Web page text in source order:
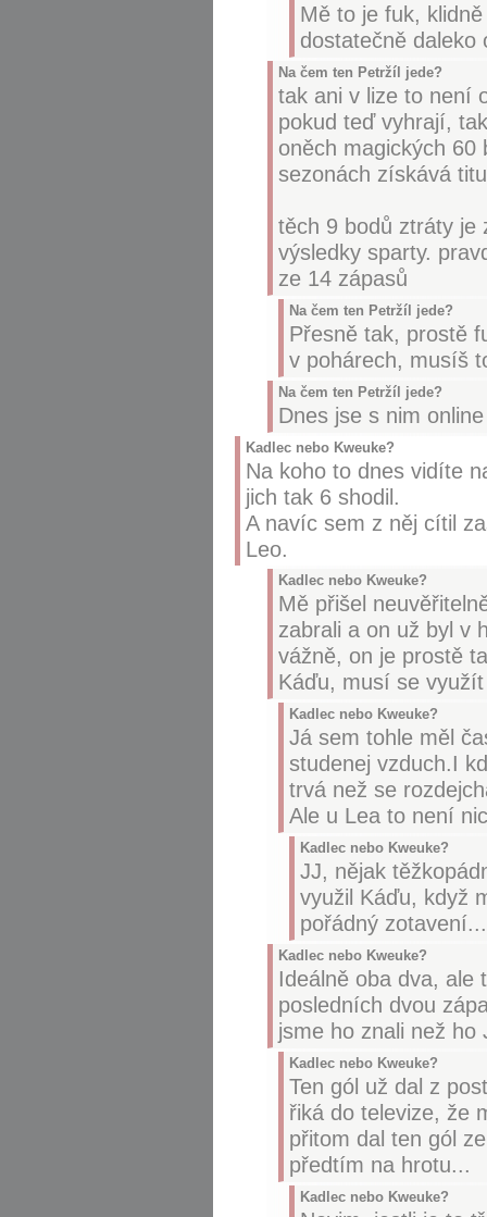
Mě to je fuk,
dostatečně daleko
Na čem ten Petržíl jede?
tak ani v lize to není
pokud teď vyhrají,
oněch magických 60
sezonách získává
těch 9 bodů ztráty je
výsledky sparty.
ze 14 zápasů
Na čem ten Petržíl jede?
Přesně tak, prostě
v pohárech, musíš
Na čem ten Petržíl jede?
Dnes jse s nim
Kadlec nebo Kweuke?
Na koho to dnes vidíte
jich tak 6 shodil.
A navíc sem z něj cítil
Leo.
Kadlec nebo Kweuke?
Mě přišel
zabrali a on už byl v
vážně, on je prostě
Káďu, musí se
Kadlec nebo Kweuke?
Já sem tohle měl
studenej vzduch.I
trvá než se
Ale u Lea to není
Kadlec nebo Kweuke?
JJ, nějak
využil Káďu, když
pořádný zotavení...
Kadlec nebo Kweuke?
Ideálně oba dva, ale
posledních dvou
jsme ho znali než ho
Kadlec nebo Kweuke?
Ten gól už dal z
řiká do televize, že
přitom dal ten gól
předtím na hrotu...
Kadlec nebo Kweuke?